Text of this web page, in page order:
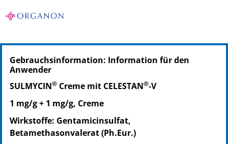
PZN: 01472008
PPN: 110147200809
PZN: 06160868
PPN: 110616086828
Gebrauchsinformation: Information für den
Anwender
SULMYCIN® Creme mit CELESTAN®‑V
1 mg/g + 1 mg/g, Creme
Wirkstoffe: Gentamicinsulfat,
Betamethasonvalerat (Ph.Eur.)